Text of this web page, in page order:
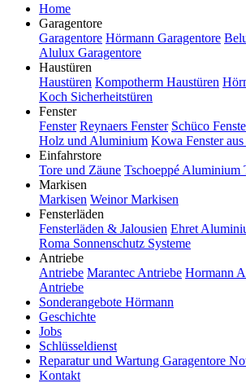
Home
Garagentore
Garagentore Hörmann Garagentore
Alulux Garagentore
Haustüren
Haustüren Kompotherm Haustüren
Koch Sicherheitstüren
Fenster
Fenster Reynaers Fenster Schüco
Holz und Aluminium Kowa Fenster
Einfahrstore
Tore und Zäune Tschoeppé Aluminium
Markisen
Markisen Weinor Markisen
Fensterläden
Fensterläden & Jalousien Ehret
Roma Sonnenschutz Systeme
Antriebe
Antriebe Marantec Antriebe Hormann
Antriebe
Sonderangebote Hörmann
Geschichte
Jobs
Schlüsseldienst
Reparatur und Wartung Garagentore
Kontakt